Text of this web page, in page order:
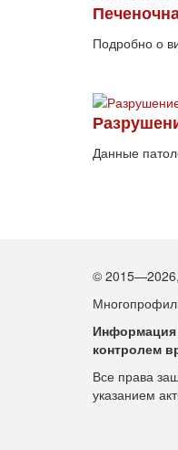
Подробно о
Данные
©
Информация
контролем
Все права
указанием